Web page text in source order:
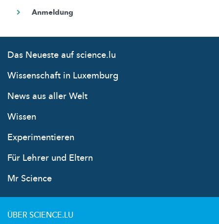
Das Neueste auf science.lu
Wissenschaft in Luxemburg
News aus aller Welt
Wissen
Experimentieren
Für Lehrer und Eltern
Mr Science
ÜBER SCIENCE.LU